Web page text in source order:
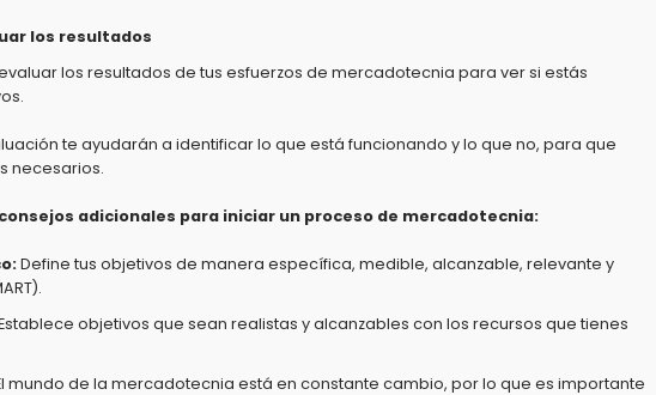
los resultados
los resultados de tus esfuerzos de mercadotecnia para ver si estás
te ayudarán a identificar lo que está funcionando y lo que no, para que
necesarios.
adicionales para iniciar un proceso de mercadotecnia:
Define tus objetivos de manera específica, medible, alcanzable, relevante y
objetivos que sean realistas y alcanzables con los recursos que tienes
mundo de la mercadotecnia está en constante cambio, por lo que es importante